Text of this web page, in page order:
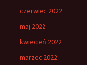
czerwiec 2022
maj 2022
kwiecień 2022
marzec 2022